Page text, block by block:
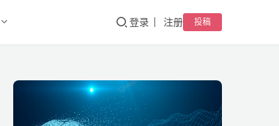
登录 注册 投稿